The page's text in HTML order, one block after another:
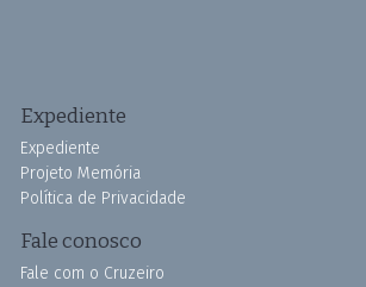
Expediente
Expediente
Projeto Memória
Política de Privacidade
Fale conosco
Fale com o Cruzeiro